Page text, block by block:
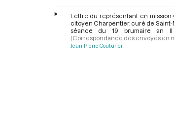
Lettre du représentant en
citoyen Charpentier, curé de Saint-
séance du 19 brumaire an II
[Correspondance des envoyés en
Jean-Pierre Couturier